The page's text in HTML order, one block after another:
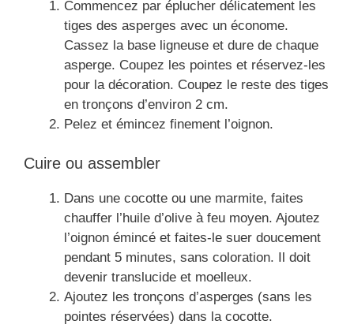
Commencez par éplucher délicatement les
tiges des asperges avec un économe.
Cassez la base ligneuse et dure de chaque
asperge. Coupez les pointes et réservez-les
pour la décoration. Coupez le reste des tiges
en tronçons d’environ 2 cm.
Pelez et émincez finement l’oignon.
Cuire ou assembler
Dans une cocotte ou une marmite, faites
chauffer l’huile d’olive à feu moyen. Ajoutez
l’oignon émincé et faites-le suer doucement
pendant 5 minutes, sans coloration. Il doit
devenir translucide et moelleux.
Ajoutez les tronçons d’asperges (sans les
pointes réservées) dans la cocotte.